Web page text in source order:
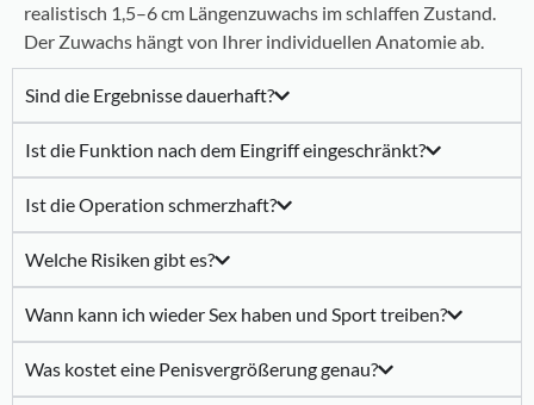
realistisch 1,5–6 cm Längenzuwachs im schlaffen Zustand.
Der Zuwachs hängt von Ihrer individuellen Anatomie ab.
Sind die Ergebnisse dauerhaft?
Ist die Funktion nach dem Eingriff eingeschränkt?
Ist die Operation schmerzhaft?
Welche Risiken gibt es?
Wann kann ich wieder Sex haben und Sport treiben?
Was kostet eine Penisvergrößerung genau?